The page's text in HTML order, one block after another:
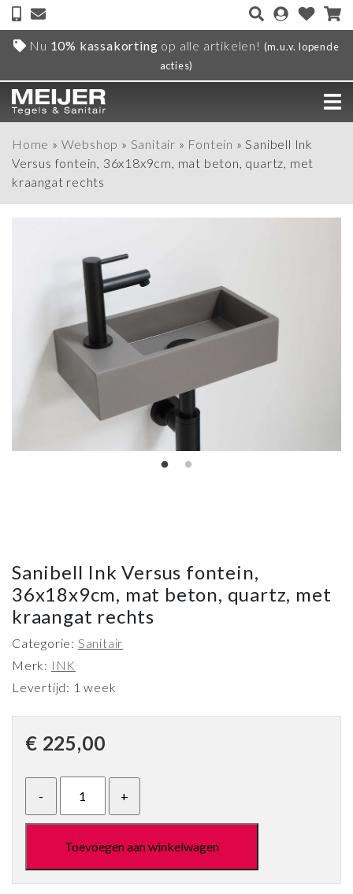
Nu 10% kassakorting op alle artikelen! (m.u.v. lopende
acties)
Home » Webshop » Sanitair » Fontein »Sanibell Ink
Versus fontein, 36x18x9cm, mat beton, quartz, met
kraangat rechts
Sanibell Ink Versus fontein,
36x18x9cm, mat beton, quartz, met
kraangat rechts
Categorie: Sanitair
Merk: INK
Levertijd: 1 week
€ 225,00
Toevoegen aan winkelwagen